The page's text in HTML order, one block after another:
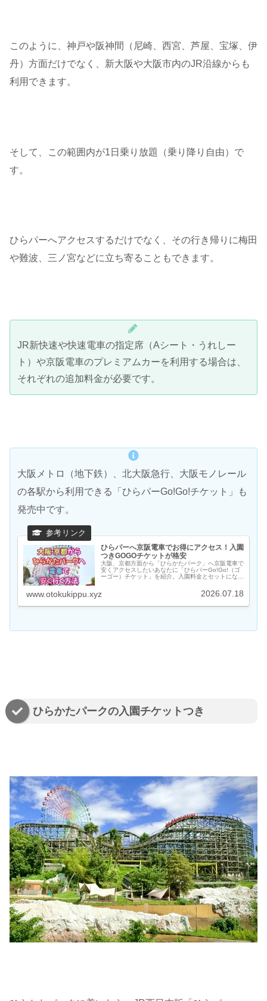
このように、神戸や阪神間（尼崎、西宮、芦屋、宝塚、伊
丹）方面だけでなく、新大阪や大阪市内のJR沿線からも
利用できます。
そして、この範囲内が1日乗り放題（乗り降り自由）で
す。
ひらパーへアクセスするだけでなく、その行き帰りに梅田
や難波、三ノ宮などに立ち寄ることもできます。
JR新快速や快速電車の指定席（Aシート・うれしー
ト）や京阪電車のプレミアムカーを利用する場合は、
それぞれの追加料金が必要です。
大阪メトロ（地下鉄）、北大阪急行、大阪モノレール
の各駅から利用できる「ひらパーGo!Go!チケット」も
発売中です。
ひらパーへ京阪電車でお得にアクセス！入園
つきGOGOチケットが格安
大阪、京都方面から「ひらかたパーク」へ京阪電車で
安くアクセスしたいあなたに「ひらパーGo!Go!（ゴ
ーゴー）チケット」を紹介。入園料金とセットになっ
www.otokukippu.xyz 2026.07.18
ひらかたパークの入園チケットつき